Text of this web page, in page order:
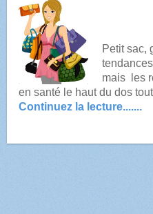
Petit
mais
les
en santé le haut du dos
Continuez la lecture.......